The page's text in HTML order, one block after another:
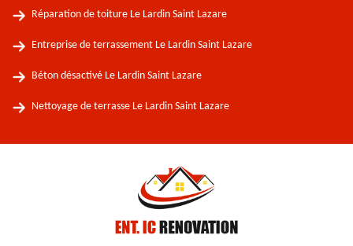
Réparation de toiture Le Lardin Saint Lazare
Entreprise de terrassement Le Lardin Saint Lazare
Béton désactivé Le Lardin Saint Lazare
Nettoyage de terrasse Le Lardin Saint Lazare